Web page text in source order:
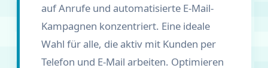
auf Anrufe und automatisierte E-Mail-
Kampagnen konzentriert. Eine ideale
Wahl für alle, die aktiv mit Kunden per
Telefon und E-Mail arbeiten. Optimieren